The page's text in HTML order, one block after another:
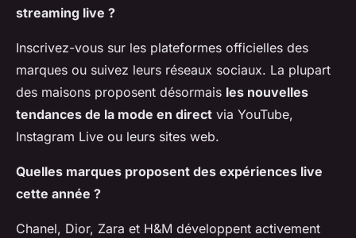
streaming live ?
Inscrivez-vous sur les plateformes officielles des
marques ou suivez leurs réseaux sociaux. La plupart
des maisons proposent désormais les nouvelles
tendances de la mode en direct via YouTube,
Instagram Live ou leurs sites web.
Quelles marques proposent des expériences live
cette année ?
Chanel, Dior, Zara et H&M développent activement